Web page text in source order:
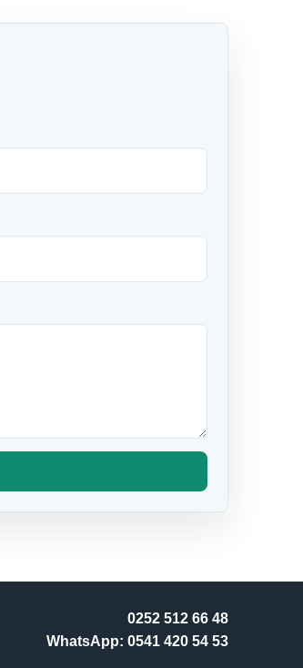
0252 512 66 48
WhatsApp: 0541 420 54 53